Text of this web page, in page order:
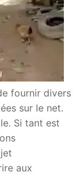
fournir divers
sur le net.
Si tant est
aux